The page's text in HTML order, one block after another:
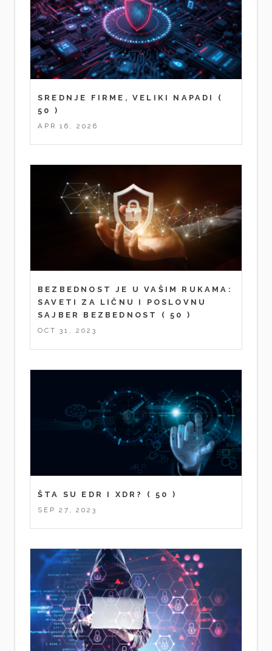
SREDNJE FIRME, VELIKI NAPADI
(
50 )
APR 16, 2026
BEZBEDNOST JE U VAŠIM RUKAMA:
SAVETI ZA LIČNU I POSLOVNU
SAJBER BEZBEDNOST
( 50 )
OCT 31, 2023
ŠTA SU EDR I XDR? ( 50 )
SEP 27, 2023